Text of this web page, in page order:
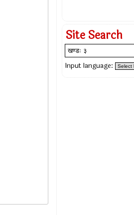
Site Search
Input language: